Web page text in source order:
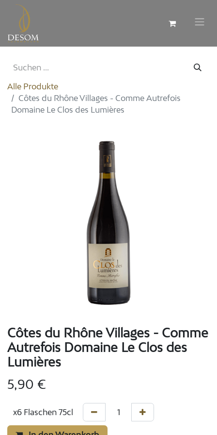
Alle Produkte
Côtes du Rhône Villages - Comme Autrefois
Domaine Le Clos des Lumières
Côtes du Rhône Villages - Comme
Autrefois Domaine Le Clos des
Lumières
5,90 €